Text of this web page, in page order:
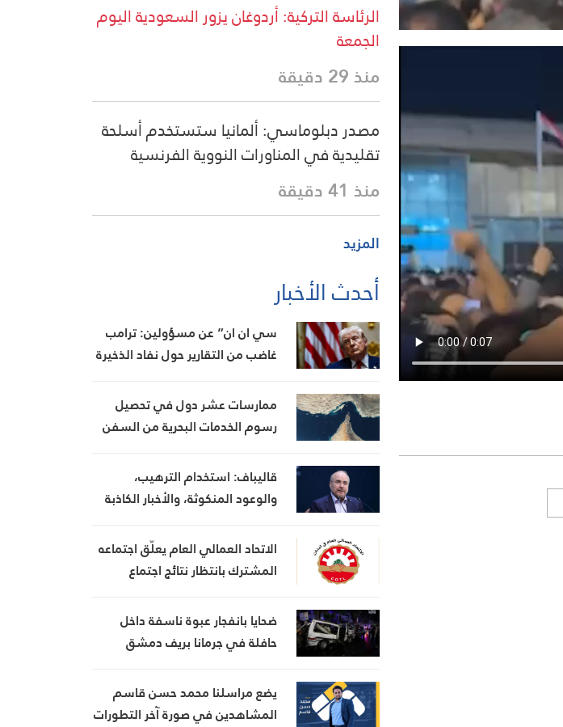
الرئاسة التركية: أردوغان يزور السعودية اليوم
الجمعة
منذ 29 دقيقة
مصدر دبلوماسي: ألمانيا ستستخدم أسلحة
تقليدية في المناورات النووية الفرنسية
منذ 41 دقيقة
المزيد
أحدث الأخبار
سي ان ان” عن مسؤولين: ترامب
غاضب من التقارير حول نفاد الذخيرة
المفاوضات
ممارسات عشر دول في تحصيل
رسوم الخدمات البحرية من السفن
قاليباف: استخدام الترهيب،
والوعود المنكوثة، والأخبار الكاذبة
الاتحاد العمالي العام يعلّق اجتماعه
المشترك بانتظار نتائج اجتماع
ضحايا بانفجار عبوة ناسفة داخل
حافلة في جرمانا بريف دمشق
يضع مراسلنا محمد حسن قاسم
المشاهدين في صورة آخر التطورات